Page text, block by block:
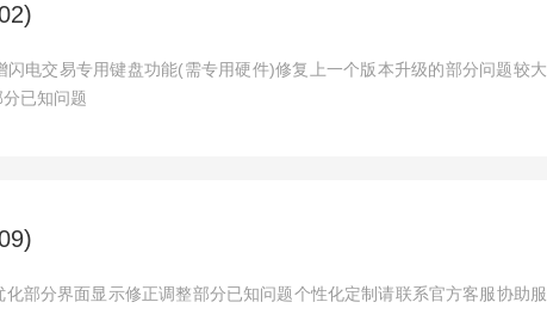
电交易专用键盘功能(需专用硬件)修复上一个版本升级的部分问题较大
已知问题
部分界面显示修正调整部分已知问题个性化定制请联系官方客服协助服